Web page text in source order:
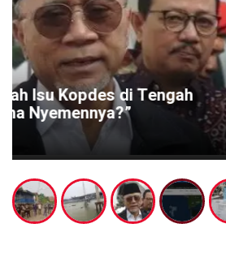
Headline
Heboh! 135 Kopdes Merah
di Laut? Ketika Data
daripada Verifikasi
13 jam yang lalu